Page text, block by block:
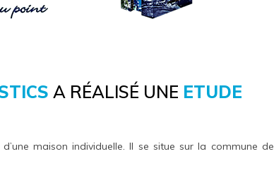
A RÉALISÉ UNE ETUDE
maison individuelle. Il se situe sur la commune de